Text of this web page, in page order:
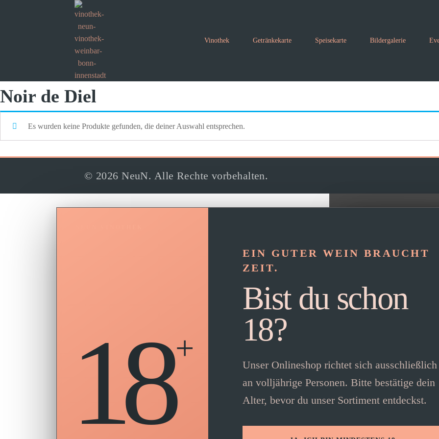
Vinothek Getränkekarte Speisekarte Bildergalerie
Noir de Diel
Es wurden keine Produkte gefunden, die deiner Auswahl entsprechen.
© 2026 NeuN. Alle Rechte vorbehalten.
18
EIN GUTER WEIN BRAUCHT
ZEIT.
Bist du schon
18?
Unser Onlineshop richtet sich ausschließlich
an volljährige Personen. Bitte bestätige dein
Alter, bevor du unser Sortiment entdeckst.